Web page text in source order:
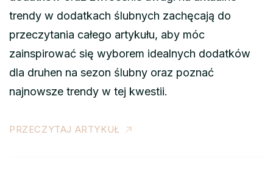
trendy w dodatkach ślubnych zachęcają do
przeczytania całego artykułu, aby móc
zainspirować się wyborem idealnych dodatków
dla druhen na sezon ślubny oraz poznać
najnowsze trendy w tej kwestii.
PRZECZYTAJ ARTYKUŁ